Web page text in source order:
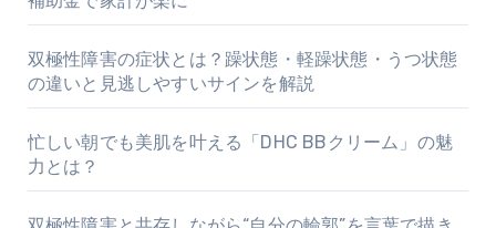
双極性障害の症状とは？躁状態・軽躁状態・うつ状態
の違いと見逃しやすいサインを解説
忙しい朝でも美肌を叶える「DHC BBクリーム」の魅
力とは？